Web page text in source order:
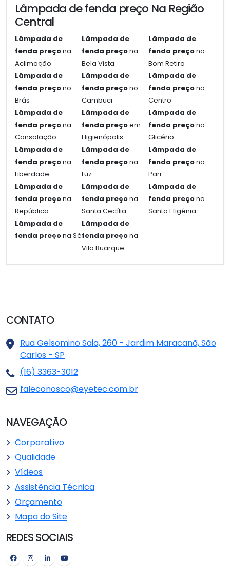
Lâmpada de fenda preço Na Região
Central
Lâmpada de
fenda preçona
Aclimação
Lâmpada de
fenda preçona
Bela Vista
Lâmpada de
fenda preçono
Bom Retiro
Lâmpada de
fenda preçono
Brás
Lâmpada de
fenda preçono
Cambuci
Lâmpada de
fenda preçono
Centro
Lâmpada de
fenda preçona
Consolação
Lâmpada de
fenda preçoem
Higienópolis
Lâmpada de
fenda preçono
Glicério
Lâmpada de
fenda preçona
Liberdade
Lâmpada de
fenda preçona
Luz
Lâmpada de
fenda preçono
Pari
Lâmpada de
fenda preçona
República
Lâmpada de
fenda preçona
Santa Cecília
Lâmpada de
fenda preçona
Santa Efigênia
Lâmpada de
fenda preçona Sé
Lâmpada de
fenda preçona
Vila Buarque
CONTATO
Rua Gelsomino Saia, 260 - Jardim Maracanã, São
Carlos - SP
(16) 3363-3012
faleconosco@eyetec.com.br
NAVEGAÇÃO
Corporativo
Qualidade
Vídeos
Assistência Técnica
Orçamento
Mapa do Site
REDES SOCIAIS